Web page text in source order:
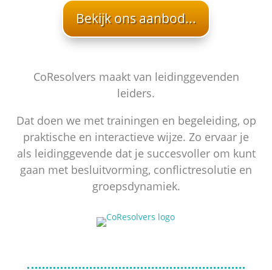
Bekijk ons aanbod...
CoResolvers maakt van leidinggevenden
leiders.
Dat doen we met trainingen en begeleiding, op
praktische en interactieve wijze. Zo ervaar je
als leidinggevende dat je succesvoller om kunt
gaan met besluitvorming, conflictresolutie en
groepsdynamiek.